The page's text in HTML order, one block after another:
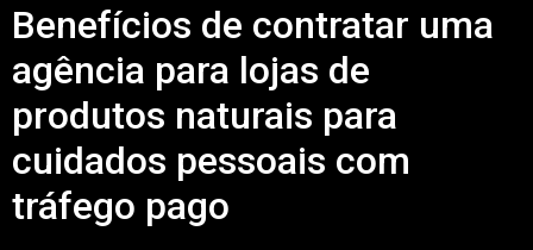
Benefícios de contratar uma
agência para lojas de
produtos naturais para
cuidados pessoais com
tráfego pago